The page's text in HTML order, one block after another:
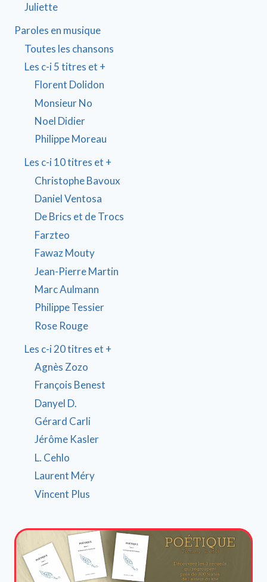
Juliette
Paroles en musique
Toutes les chansons
Les c-i 5 titres et +
Florent Dolidon
Monsieur No
Noel Didier
Philippe Moreau
Les c-i 10 titres et +
Christophe Bavoux
Daniel Ventosa
De Brics et de Trocs
Farzteo
Fawaz Mouty
Jean-Pierre Martin
Marc Aulmann
Philippe Tessier
Rose Rouge
Les c-i 20 titres et +
Agnès Zozo
François Benest
Danyel D.
Gérard Carli
Jérôme Kasler
L. Cehlo
Laurent Méry
Vincent Plus